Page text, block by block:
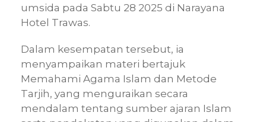
umsida pada Sabtu 28 2025 di Narayana
Hotel Trawas.
Dalam kesempatan tersebut, ia
menyampaikan materi bertajuk
Memahami Agama Islam dan Metode
Tarjih, yang menguraikan secara
mendalam tentang sumber ajaran Islam